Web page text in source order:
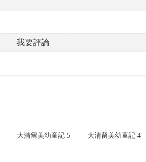
我要評論
大清留美幼童記 5 大清留美幼童記 4